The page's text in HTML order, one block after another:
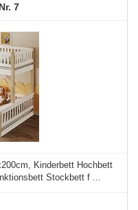
7
Kinderbett Hochbett
Stockbett f ...